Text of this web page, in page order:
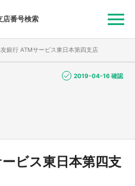
店番号検索
銀行 ATMサービス東日本第四支店
2019-04-16 確認
ビス東日本第四支